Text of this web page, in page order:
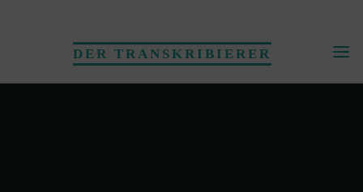
DER TRANSKRIBIERER